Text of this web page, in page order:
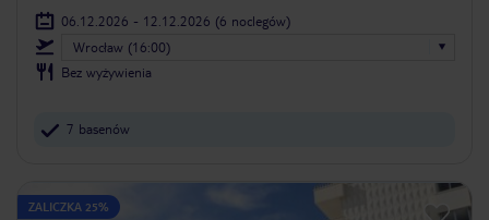
06.12.2026 - 12.12.2026 (6 noclegów)
Wrocław (16:00)
Bez wyżywienia
7 basenów
ZALICZKA 25%